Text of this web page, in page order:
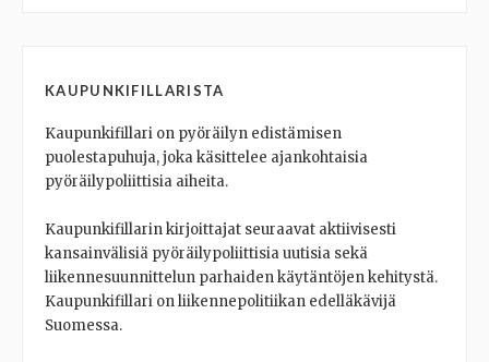
KAUPUNKIFILLARISTA
Kaupunkifillari on pyöräilyn edistämisen
puolestapuhuja, joka käsittelee ajankohtaisia
pyöräilypoliittisia aiheita.
Kaupunkifillarin kirjoittajat seuraavat aktiivisesti
kansainvälisiä pyöräilypoliittisia uutisia sekä
liikennesuunnittelun parhaiden käytäntöjen kehitystä.
Kaupunkifillari on liikennepolitiikan edelläkävijä
Suomessa.